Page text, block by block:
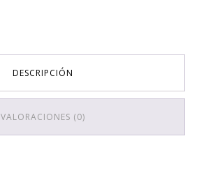
DESCRIPCIÓN
VALORACIONES (0)